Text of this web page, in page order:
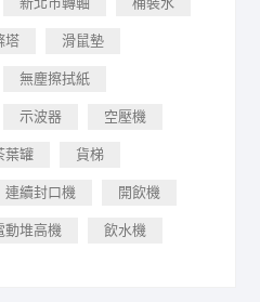
塔 滑鼠墊
無塵擦拭紙
示波器 空壓機
葉罐 貨梯
連續封口機 開飲機
動堆高機 飲水機